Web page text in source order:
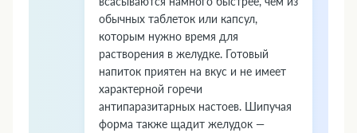
обычных таблеток или капсул,
которым нужно время для
растворения в желудке. Готовый
напиток приятен на вкус и не имеет
характерной горечи
антипаразитарных настоев. Шипучая
форма также щадит желудок —